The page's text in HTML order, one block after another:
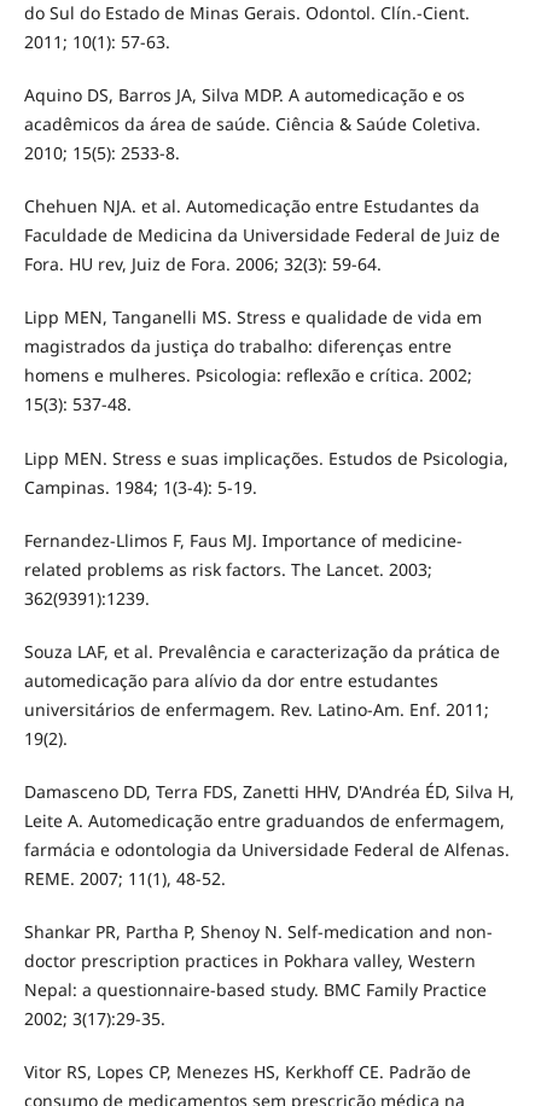
do Sul do Estado de Minas Gerais. Odontol. Clín.-Cient.
2011; 10(1): 57-63.
Aquino DS, Barros JA, Silva MDP. A automedicação e os
acadêmicos da área de saúde. Ciência & Saúde Coletiva.
2010; 15(5): 2533-8.
Chehuen NJA. et al. Automedicação entre Estudantes da
Faculdade de Medicina da Universidade Federal de Juiz de
Fora. HU rev, Juiz de Fora. 2006; 32(3): 59-64.
Lipp MEN, Tanganelli MS. Stress e qualidade de vida em
magistrados da justiça do trabalho: diferenças entre
homens e mulheres. Psicologia: reflexão e crítica. 2002;
15(3): 537-48.
Lipp MEN. Stress e suas implicações. Estudos de Psicologia,
Campinas. 1984; 1(3-4): 5-19.
Fernandez-Llimos F, Faus MJ. Importance of medicine-
related problems as risk factors. The Lancet. 2003;
362(9391):1239.
Souza LAF, et al. Prevalência e caracterização da prática de
automedicação para alívio da dor entre estudantes
universitários de enfermagem. Rev. Latino-Am. Enf. 2011;
19(2).
Damasceno DD, Terra FDS, Zanetti HHV, D'Andréa ÉD, Silva H,
Leite A. Automedicação entre graduandos de enfermagem,
farmácia e odontologia da Universidade Federal de Alfenas.
REME. 2007; 11(1), 48-52.
Shankar PR, Partha P, Shenoy N. Self-medication and non-
doctor prescription practices in Pokhara valley, Western
Nepal: a questionnaire-based study. BMC Family Practice
2002; 3(17):29-35.
Vitor RS, Lopes CP, Menezes HS, Kerkhoff CE. Padrão de
consumo de medicamentos sem prescrição médica na